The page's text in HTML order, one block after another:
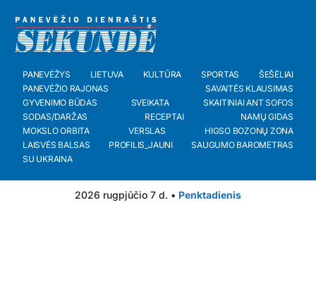
PANEVĖŽYS LIETUVA KULTŪRA SPORTAS
ŠEŠĖLIAI
PANEVĖŽIO RAJONAS
SAVAITĖS KLAUSIMAS
GYVENIMO BŪDAS
SVEIKATA
SKAITINIAI ANT SOFOS
SODAS/DARŽAS
RECEPTAI
NAMŲ GIDAS
MOKSLO ORBITA
VERSLAS
HIGSO BOZONŲ ZONA
LAISVĖS BALSAS
PROFILIS_JAUNI
SAUGUMO BAROMETRAS
SU UKRAINA
2026 rugpjūčio 7 d. • Penktadienis